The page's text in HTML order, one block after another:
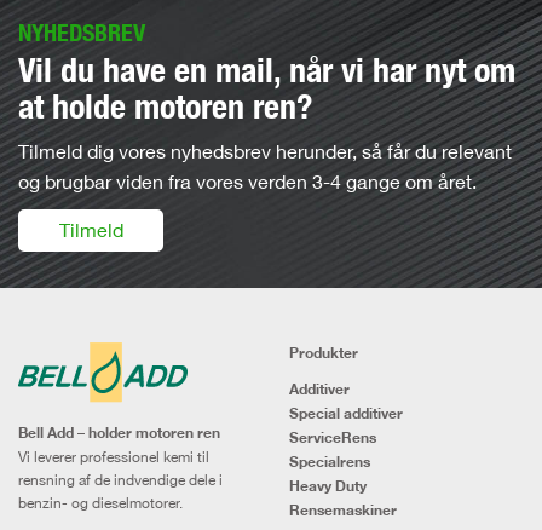
NYHEDSBREV
Vil du have en mail, når vi har nyt om
at holde motoren ren?
Tilmeld dig vores nyhedsbrev herunder, så får du relevant
og brugbar viden fra vores verden 3-4 gange om året.
Tilmeld
Bell Add – holder motoren ren
Vi leverer professionel kemi til
rensning af de indvendige dele i
benzin- og dieselmotorer.
Produkter
Additiver
Special additiver
ServiceRens
Specialrens
Heavy Duty
Rensemaskiner